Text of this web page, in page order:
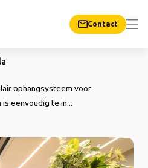
Contact
ophangsysteem voor
eenvoudig te in...